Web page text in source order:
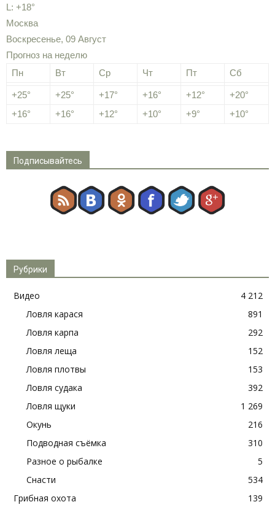
L: +18°
Москва
Воскресенье, 09 Август
Прогноз на неделю
Пн
Вт Ср Чт Пт Сб
+25° +25° +17° +16° +12° +20°
+16° +16° +12° +10° +9° +10°
Подписывайтесь
Рубрики
Видео
4 212
Ловля карася
891
Ловля карпа
292
Ловля леща
152
Ловля плотвы
153
Ловля судака
392
Ловля щуки
1 269
Окунь
216
Подводная съёмка
310
Разное о рыбалке
5
Снасти
534
Грибная охота
139